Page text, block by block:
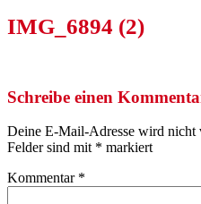
IMG_6894 (2)
Schreibe einen
Deine E-Mail-Adresse wird nicht
Felder sind mit * markiert
Kommentar *